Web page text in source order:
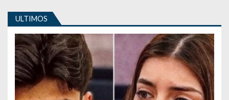
i
g
o
s
ULTIMOS